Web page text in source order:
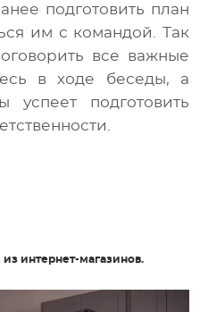
подготовить план
им с командой. Так
все важные
в ходе беседы, а
подготовить
интернет-магазинов.